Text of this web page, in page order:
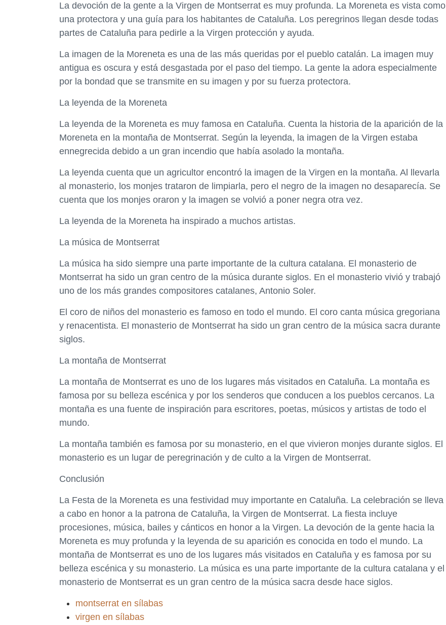
La devoción de la gente a la Virgen de Montserrat es muy profunda. La Moreneta es vista como
una protectora y una guía para los habitantes de Cataluña. Los peregrinos llegan desde todas
partes de Cataluña para pedirle a la Virgen protección y ayuda.
La imagen de la Moreneta es una de las más queridas por el pueblo catalán. La imagen muy
antigua es oscura y está desgastada por el paso del tiempo. La gente la adora especialmente
por la bondad que se transmite en su imagen y por su fuerza protectora.
La leyenda de la Moreneta
La leyenda de la Moreneta es muy famosa en Cataluña. Cuenta la historia de la aparición de la
Moreneta en la montaña de Montserrat. Según la leyenda, la imagen de la Virgen estaba
ennegrecida debido a un gran incendio que había asolado la montaña.
La leyenda cuenta que un agricultor encontró la imagen de la Virgen en la montaña. Al llevarla
al monasterio, los monjes trataron de limpiarla, pero el negro de la imagen no desaparecía. Se
cuenta que los monjes oraron y la imagen se volvió a poner negra otra vez.
La leyenda de la Moreneta ha inspirado a muchos artistas.
La música de Montserrat
La música ha sido siempre una parte importante de la cultura catalana. El monasterio de
Montserrat ha sido un gran centro de la música durante siglos. En el monasterio vivió y trabajó
uno de los más grandes compositores catalanes, Antonio Soler.
El coro de niños del monasterio es famoso en todo el mundo. El coro canta música gregoriana
y renacentista. El monasterio de Montserrat ha sido un gran centro de la música sacra durante
siglos.
La montaña de Montserrat
La montaña de Montserrat es uno de los lugares más visitados en Cataluña. La montaña es
famosa por su belleza escénica y por los senderos que conducen a los pueblos cercanos. La
montaña es una fuente de inspiración para escritores, poetas, músicos y artistas de todo el
mundo.
La montaña también es famosa por su monasterio, en el que vivieron monjes durante siglos. El
monasterio es un lugar de peregrinación y de culto a la Virgen de Montserrat.
Conclusión
La Festa de la Moreneta es una festividad muy importante en Cataluña. La celebración se lleva
a cabo en honor a la patrona de Cataluña, la Virgen de Montserrat. La fiesta incluye
procesiones, música, bailes y cánticos en honor a la Virgen. La devoción de la gente hacia la
Moreneta es muy profunda y la leyenda de su aparición es conocida en todo el mundo. La
montaña de Montserrat es uno de los lugares más visitados en Cataluña y es famosa por su
belleza escénica y su monasterio. La música es una parte importante de la cultura catalana y el
monasterio de Montserrat es un gran centro de la música sacra desde hace siglos.
montserrat en sílabas
virgen en sílabas